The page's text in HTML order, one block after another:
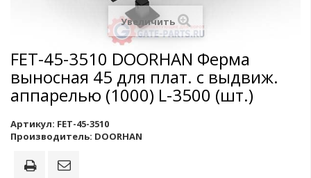
Увеличить
FET-45-3510 DOORHAN Ферма
выносная 45 для плат. с выдвиж.
аппарелью (1000) L-3500 (шт.)
Артикул: FET-45-3510
Производитель: DOORHAN